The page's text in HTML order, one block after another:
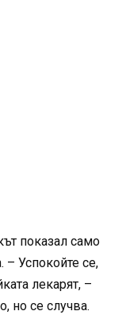
показал само
Успокойте се,
лекарят, –
но се случва.